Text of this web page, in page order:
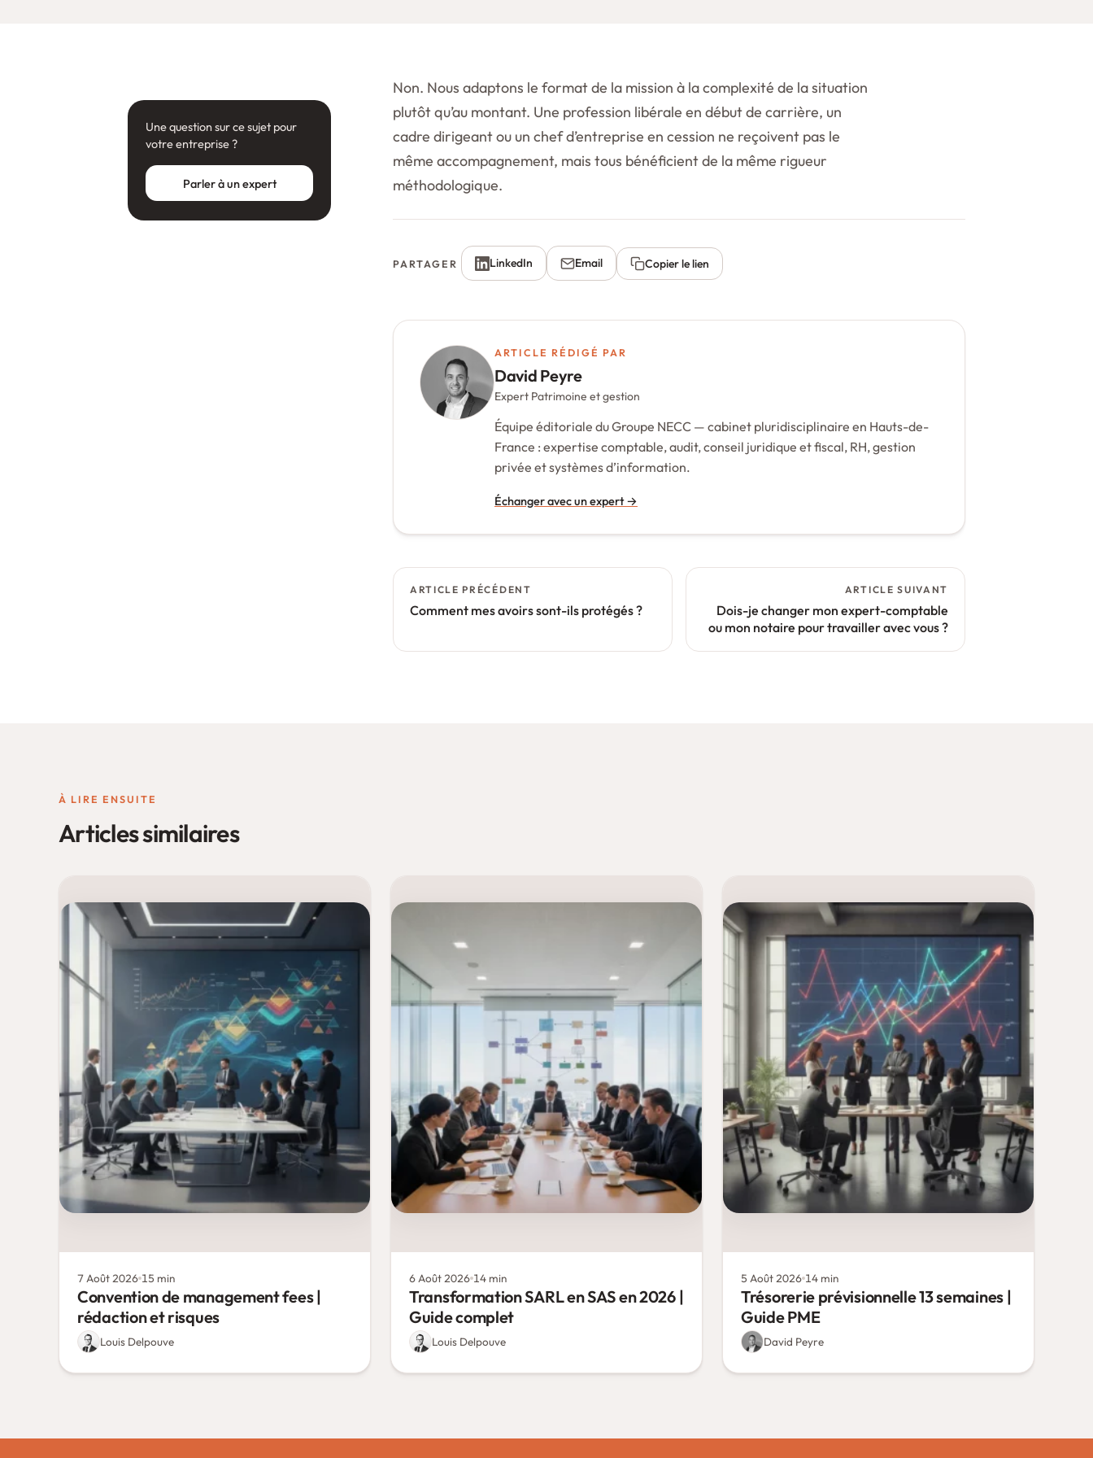
Une question sur ce sujet pour
votre entreprise ?
Parler à un expert
Non. Nous adaptons le format de la mission à la complexité de la situation
plutôt qu’au montant. Une profession libérale en début de carrière, un
cadre dirigeant ou un chef d’entreprise en cession ne reçoivent pas le
même accompagnement, mais tous bénéficient de la même rigueur
méthodologique.
PARTAGER LinkedIn Email Copier le lien
ARTICLE RÉDIGÉ PAR
David Peyre
Expert Patrimoine et gestion
Équipe éditoriale du Groupe NECC — cabinet pluridisciplinaire en Hauts-de-
France : expertise comptable, audit, conseil juridique et fiscal, RH, gestion
privée et systèmes d’information.
Échanger avec un expert→
Navigation
de
l’article
ARTICLE PRÉCÉDENT
Comment mes avoirs sont-ils protégés ?
ARTICLE SUIVANT
Dois-je changer mon expert-comptable
ou mon notaire pour travailler avec vous ?
À LIRE ENSUITE
Articles similaires
7 Août 2026 15 min
Convention de management fees |
rédaction et risques
Louis Delpouve
6 Août 2026 14 min
Transformation SARL en SAS en 2026 |
Guide complet
Louis Delpouve
5 Août 2026 14 min
Trésorerie prévisionnelle 13 semaines |
Guide PME
David Peyre